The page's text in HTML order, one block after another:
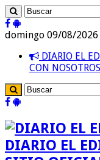
domingo 09/08/2026
DIARIO EL
CON NOSOTROS
DIARIO EL